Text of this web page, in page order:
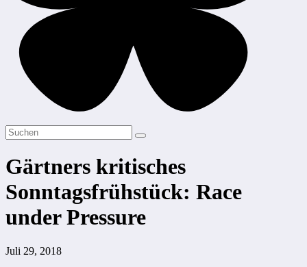
Gärtners kritisches
Sonntagsfrühstück: Race
under Pressure
Juli 29, 2018